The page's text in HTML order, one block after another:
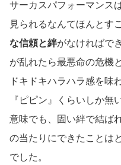
サーカスパフォーマンス
見られるなんてほんとす
な信頼と絆がなければで
が乱れたら最悪命の危機
ドキドキハラハラ感を味
『ピピン』くらいしか無
意味でも、固い絆で結ば
の当たりにできたことは
でした。